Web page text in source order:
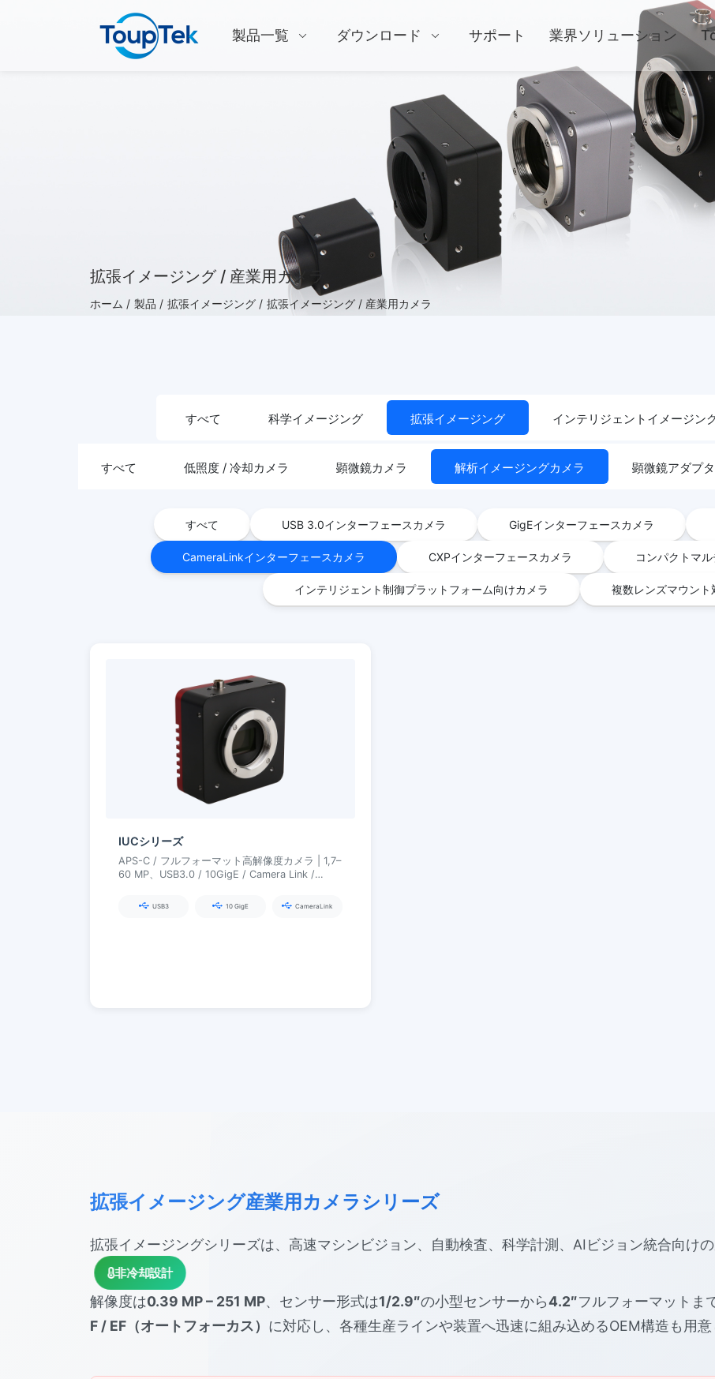
製品一覧 ダウンロード サポート 業界ソリューション
拡張イメージング / 産業用カメラ
ホーム / 製品 / 拡張イメージング / 拡張イメージング / 産業用カメラ
すべて 科学イメージング 拡張イメージング インテリジェントイメージン
すべて 低照度 / 冷却カメラ 顕微鏡カメラ 解析イメージングカメラ 顕微鏡アダプ
すべて USB 3.0インターフェースカメラ GigEインターフェースカメラ
CameraLinkインターフェースカメラ CXPインターフェースカメラ コンパクトマ
インテリジェント制御プラットフォーム向けカメラ 複数レンズマウント
IUCシリーズ
APS-C / フルフォーマット高解像度カメラ | 1,7–
60 MP、USB3.0 / 10GigE / Camera Link /
USB3 10 GigE CameraLink
拡張イメージング産業用カメラシリーズ
拡張イメージングシリーズは、高速マシンビジョン、自動検査、科学計測、AIビジョン統合向け
非冷却設計
解像度は0.39 MP – 251 MP、センサー形式は1/2.9″の小型センサーから4.2″フルフォーマットま
F / EF（オートフォーカス） に対応し、各種生産ラインや装置へ迅速に組み込めるOEM構造も用意